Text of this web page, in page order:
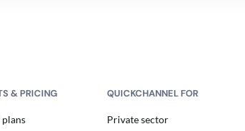
& PRICING QUICKCHANNEL FOR
Private sector